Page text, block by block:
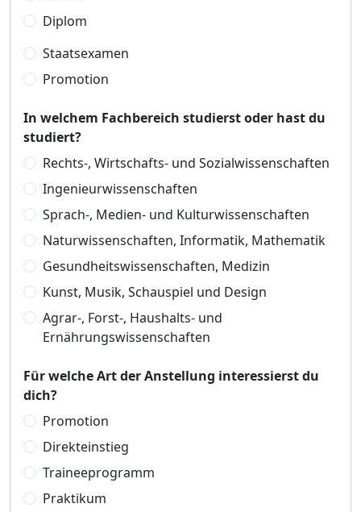
Diplom
Staatsexamen
Promotion
In welchem Fachbereich studierst oder hast du
studiert?
Rechts-, Wirtschafts- und Sozialwissenschaften
Ingenieurwissenschaften
Sprach-, Medien- und Kulturwissenschaften
Naturwissenschaften, Informatik, Mathematik
Gesundheitswissenschaften, Medizin
Kunst, Musik, Schauspiel und Design
Agrar-, Forst-, Haushalts- und
Ernährungswissenschaften
Für welche Art der Anstellung interessierst du
dich?
Promotion
Direkteinstieg
Traineeprogramm
Praktikum